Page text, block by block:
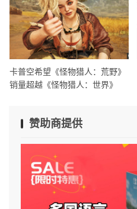
卡普空希望《怪物猎人：荒野》
销量超越《怪物猎人：世界》
赞助商提供